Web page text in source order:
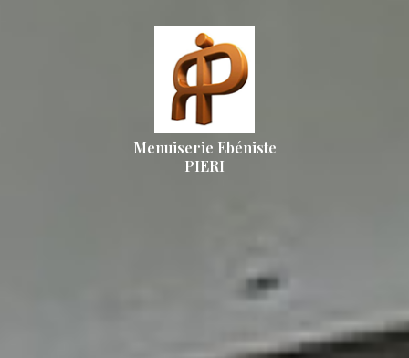
Menuiserie Ebéniste
PIERI